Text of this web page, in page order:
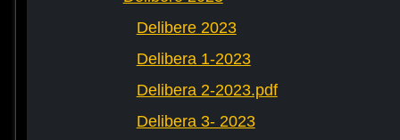
Delibere 2023
Delibera 1-2023
Delibera 2-2023.pdf
Delibera 3- 2023